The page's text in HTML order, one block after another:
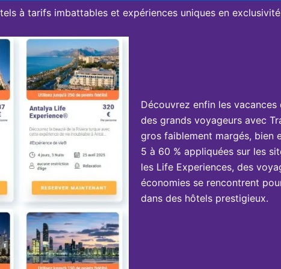
à tarifs imbattables et expériences uniques en
Découvrez enfin les
des grands voyageurs avec
gros faiblement margés, bien
5 à 60 % appliquées sur les
les Life Experiences, des
économies se rencontrent
dans des hôtels prestigieux.